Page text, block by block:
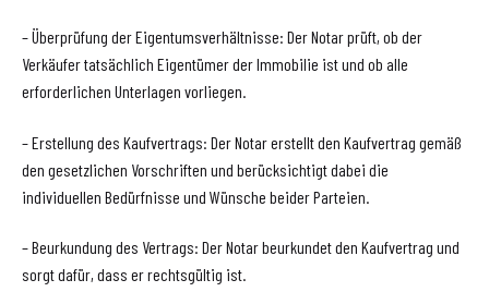
– Überprüfung der Eigentumsverhältnisse: Der Notar prüft, ob der
Verkäufer tatsächlich Eigentümer der Immobilie ist und ob alle
erforderlichen Unterlagen vorliegen.
– Erstellung des Kaufvertrags: Der Notar erstellt den Kaufvertrag gemäß
den gesetzlichen Vorschriften und berücksichtigt dabei die
individuellen Bedürfnisse und Wünsche beider Parteien.
– Beurkundung des Vertrags: Der Notar beurkundet den Kaufvertrag und
sorgt dafür, dass er rechtsgültig ist.